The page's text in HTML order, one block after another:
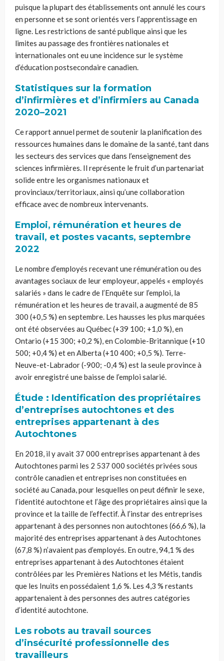
puisque la plupart des établissements ont annulé les cours
en personne et se sont orientés vers l’apprentissage en
ligne. Les restrictions de santé publique ainsi que les
limites au passage des frontières nationales et
internationales ont eu une incidence sur le système
d’éducation postsecondaire canadien.
Statistiques sur la formation
d’infirmières et d’infirmiers au Canada
2020–2021
Ce rapport annuel permet de soutenir la planification des
ressources humaines dans le domaine de la santé, tant dans
les secteurs des services que dans l’enseignement des
sciences infirmières. Il représente le fruit d’un partenariat
solide entre les organismes nationaux et
provinciaux/territoriaux, ainsi qu’une collaboration
efficace avec de nombreux intervenants.
Emploi, rémunération et heures de
travail, et postes vacants, septembre
2022
Le nombre d’employés recevant une rémunération ou des
avantages sociaux de leur employeur, appelés « employés
salariés » dans le cadre de l’Enquête sur l’emploi, la
rémunération et les heures de travail, a augmenté de 85
300 (+0,5 %) en septembre. Les hausses les plus marquées
ont été observées au Québec (+39 100; +1,0 %), en
Ontario (+15 300; +0,2 %), en Colombie-Britannique (+10
500; +0,4 %) et en Alberta (+10 400; +0,5 %). Terre-
Neuve-et-Labrador (-900; -0,4 %) est la seule province à
avoir enregistré une baisse de l’emploi salarié.
Étude : Identification des propriétaires
d’entreprises autochtones et des
entreprises appartenant à des
Autochtones
En 2018, il y avait 37 000 entreprises appartenant à des
Autochtones parmi les 2 537 000 sociétés privées sous
contrôle canadien et entreprises non constituées en
société au Canada, pour lesquelles on peut définir le sexe,
l’identité autochtone et l’âge des propriétaires ainsi que la
province et la taille de l’effectif. À l’instar des entreprises
appartenant à des personnes non autochtones (66,6 %), la
majorité des entreprises appartenant à des Autochtones
(67,8 %) n’avaient pas d’employés. En outre, 94,1 % des
entreprises appartenant à des Autochtones étaient
contrôlées par les Premières Nations et les Métis, tandis
que les Inuits en possédaient 1,6 %. Les 4,3 % restants
appartenaient à des personnes des autres catégories
d’identité autochtone.
Les robots au travail sources
d’insécurité professionnelle des
travailleurs